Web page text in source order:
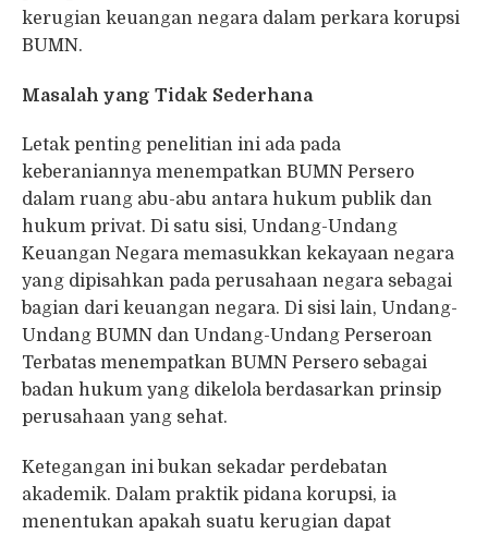
kerugian keuangan negara dalam perkara korupsi
BUMN.
Masalah yang Tidak Sederhana
Letak penting penelitian ini ada pada
keberaniannya menempatkan BUMN Persero
dalam ruang abu-abu antara hukum publik dan
hukum privat. Di satu sisi, Undang-Undang
Keuangan Negara memasukkan kekayaan negara
yang dipisahkan pada perusahaan negara sebagai
bagian dari keuangan negara. Di sisi lain, Undang-
Undang BUMN dan Undang-Undang Perseroan
Terbatas menempatkan BUMN Persero sebagai
badan hukum yang dikelola berdasarkan prinsip
perusahaan yang sehat.
Ketegangan ini bukan sekadar perdebatan
akademik. Dalam praktik pidana korupsi, ia
menentukan apakah suatu kerugian dapat